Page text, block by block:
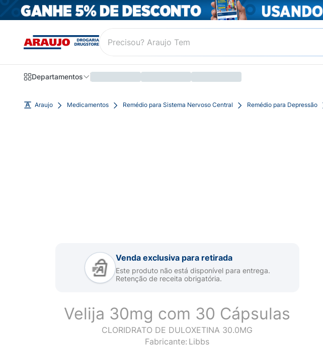
Departamentos
Araujo Medicamentos Remédio para Sistema Nervoso Central Remédio para Depressão
Venda exclusiva para retirada
Este produto não está disponível para entrega.
Retenção de receita obrigatória.
Velija 30mg com 30 Cápsulas
CLORIDRATO DE DULOXETINA 30.0MG
Fabricante: Libbs